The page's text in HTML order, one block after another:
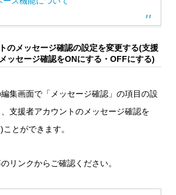
のメッセージ確認の設定を変更する(支援
ッセージ確認をONにする・OFFにする)
集画面で「メッセージ確認」の項目の設
支援者アカウントのメッセージ確認を
とができます。
リンクからご確認ください。